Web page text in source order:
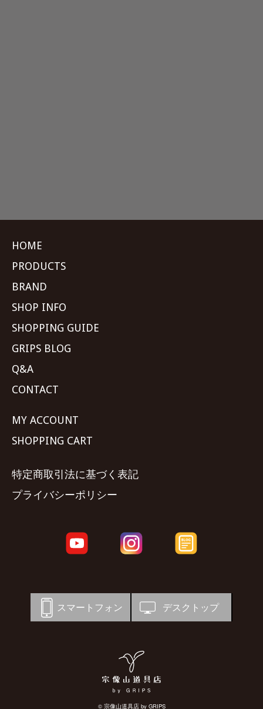
HOME
PRODUCTS
BRAND
SHOP INFO
SHOPPING GUIDE
GRIPS BLOG
Q&A
CONTACT
MY ACCOUNT
SHOPPING CART
特定商取引法に基づく表記
プライバシーポリシー
スマートフォン デスクトップ
© 宗像山道具店 by GRIPS